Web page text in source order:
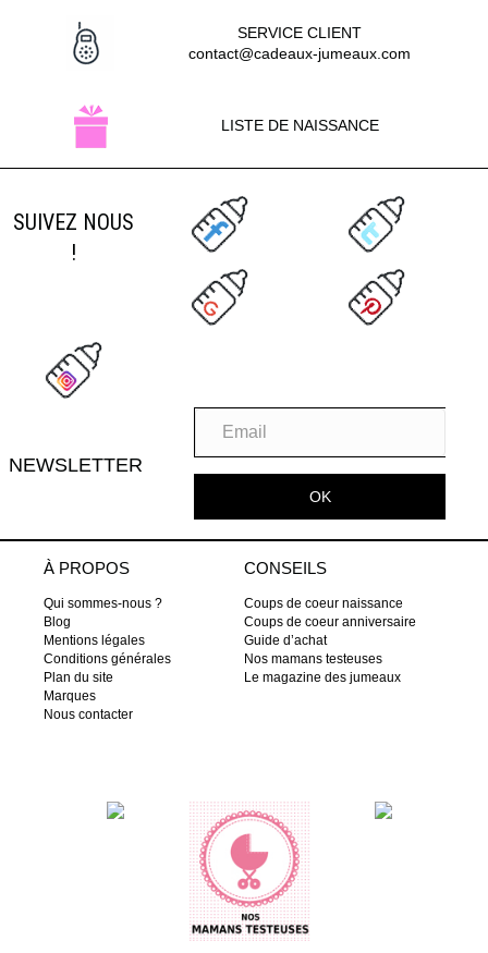
SERVICE CLIENT
contact@cadeaux-jumeaux.com
LISTE DE NAISSANCE
SUIVEZ NOUS
!
NEWSLETTER
OK
À PROPOS
Qui sommes-nous ?
Blog
Mentions légales
Conditions générales
Plan du site
Marques
Nous contacter
CONSEILS
Coups de coeur naissance
Coups de coeur anniversaire
Guide d’achat
Nos mamans testeuses
Le magazine des jumeaux